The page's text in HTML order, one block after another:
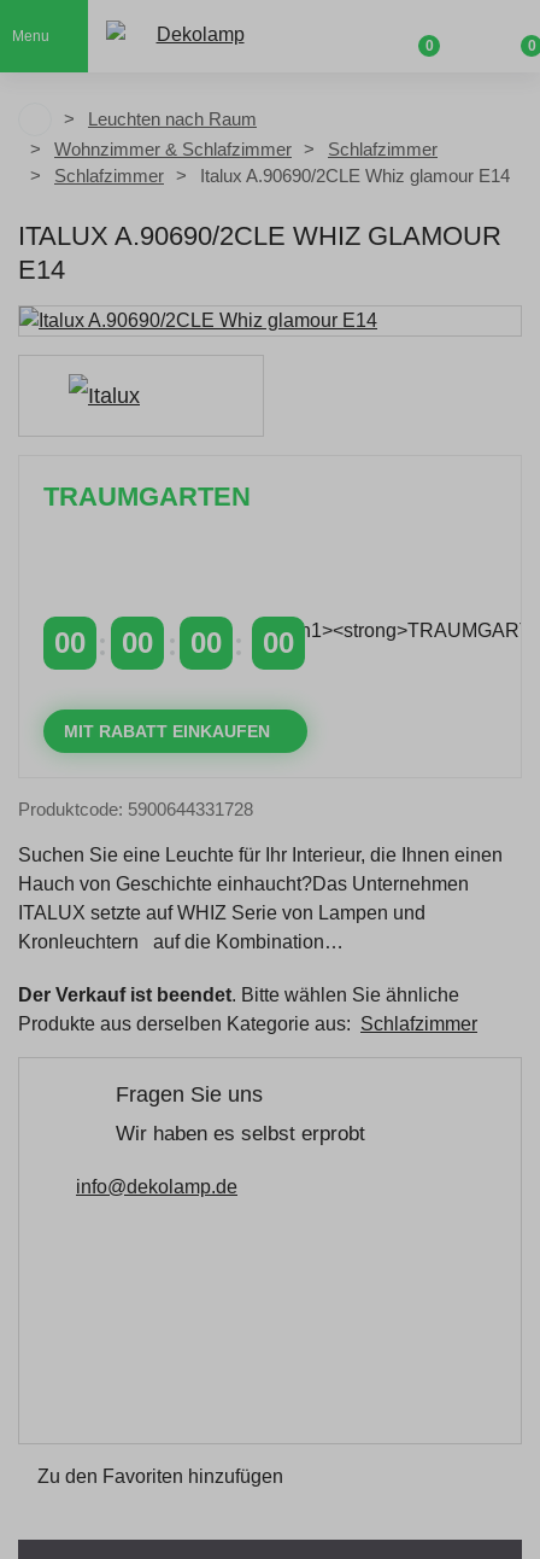
Menu
0 0
Leuchten nach Raum
Wohnzimmer & Schlafzimmer
Schlafzimmer
Schlafzimmer
Italux A.90690/2CLE Whiz glamour E14
ITALUX A.90690/2CLE WHIZ GLAMOUR
E14
TRAUMGARTEN
00 00 00 00
MIT RABATT EINKAUFEN
Produktcode: 5900644331728
Suchen Sie eine Leuchte für Ihr Interieur, die Ihnen einen
Hauch von Geschichte einhaucht?Das Unternehmen
ITALUX setzte auf WHIZ Serie von Lampen und
Kronleuchtern auf die Kombination…
Der Verkauf ist beendet. Bitte wählen Sie ähnliche
Produkte aus derselben Kategorie aus: Schlafzimmer
Fragen Sie uns
Wir haben es selbst erprobt
info@dekolamp.de
Zu den Favoriten hinzufügen